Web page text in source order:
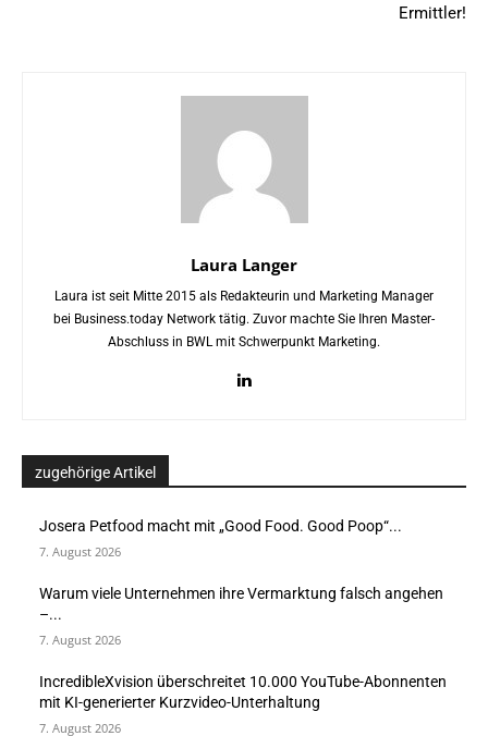
Ermittler!
Laura Langer
Laura ist seit Mitte 2015 als Redakteurin und Marketing Manager
bei Business.today Network tätig. Zuvor machte Sie Ihren Master-
Abschluss in BWL mit Schwerpunkt Marketing.
zugehörige Artikel
Josera Petfood macht mit „Good Food. Good Poop“...
7. August 2026
Warum viele Unternehmen ihre Vermarktung falsch angehen
–...
7. August 2026
IncredibleXvision überschreitet 10.000 YouTube-Abonnenten
mit KI-generierter Kurzvideo-Unterhaltung
7. August 2026